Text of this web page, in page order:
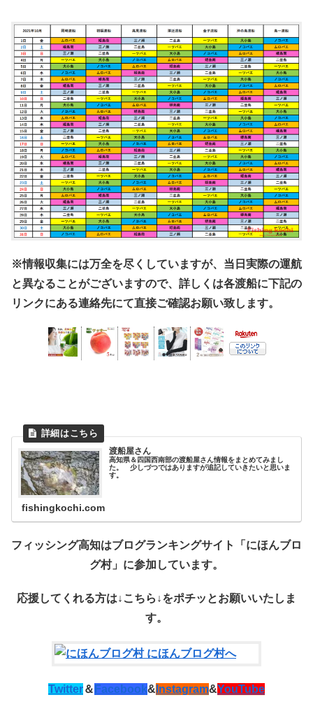
※情報収集には万全を尽くしていますが、当日実際の運航
と異なることがございますので、詳しくは各渡船に下記の
リンクにある連絡先にて直接ご確認お願い致します。
渡船屋さん
高知県＆四国西南部の渡船屋さん情報をまとめてみまし
た。 少しづつではありますが追記していきたいと思いま
す。
fishingkochi.com
フィッシング高知はブログランキングサイト「にほんブロ
グ村」に参加しています。
応援してくれる方は↓こちら↓をポチッ とお願いいたしま
す。
Twitter＆ Facebook& Instagram&YouTube